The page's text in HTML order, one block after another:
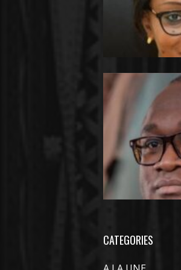
CATEGORIES